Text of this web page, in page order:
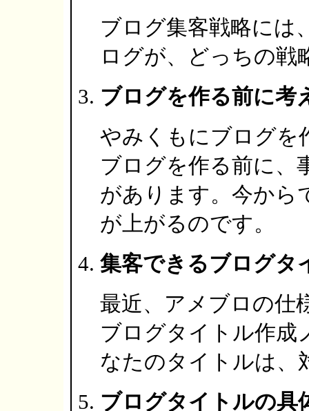
ブログ集客戦略には
ログが、どっちの戦
ブログを作る前に考
やみくもにブログを
ブログを作る前に、
があります。今から
が上がるのです。
集客できるブログタ
最近、アメブロの仕
ブログタイトル作成
なたのタイトルは、
ブログタイトルの具